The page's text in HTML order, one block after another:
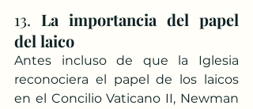
13. La importancia del papel
del laico
Antes incluso de que la Iglesia
reconociera el papel de los laicos
en el Concilio Vaticano II, Newman